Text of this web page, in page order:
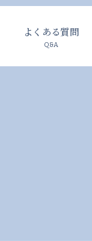
よくある質問